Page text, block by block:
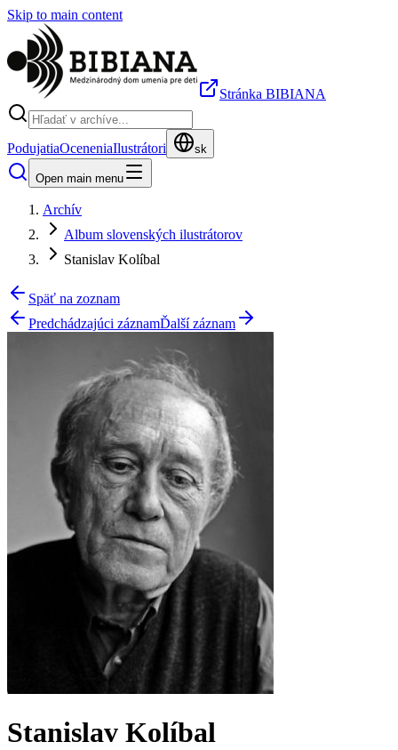
Skip to main content
Stránka BIBIANA
PodujatiaOceneniaIlustrátori sk
Open main menu
Archív
Album slovenských ilustrátorov
Stanislav Kolíbal
Späť na zoznam
Predchádzajúci záznamĎalší záznam
Stanislav Kolíbal